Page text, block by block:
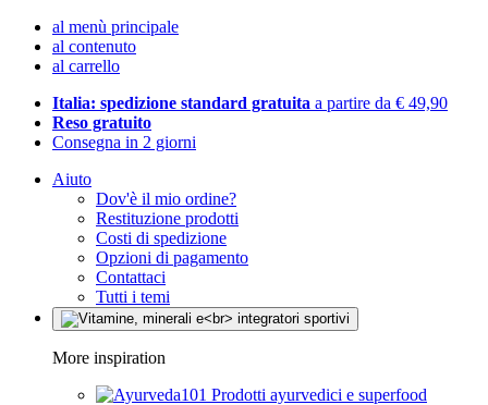
al menù principale
al contenuto
al carrello
Italia: spedizione standard gratuita a partire da € 49,90
Reso gratuito
Consegna in 2 giorni
Aiuto
Dov'è il mio ordine?
Restituzione prodotti
Costi di spedizione
Opzioni di pagamento
Contattaci
Tutti i temi
More inspiration
Prodotti ayurvedici e superfood